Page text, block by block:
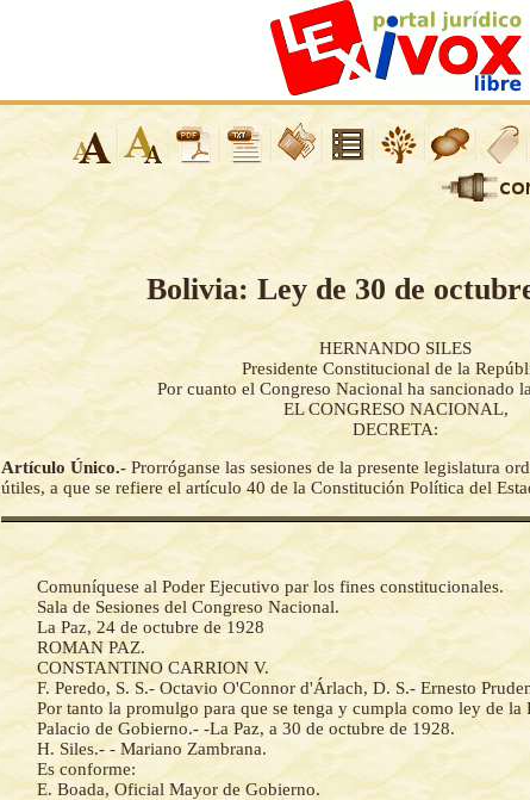
Bolivia: Ley de 30 de
HERNANDO SILES
Presidente Constitucional de la
Por cuanto el Congreso Nacional ha sancionado
EL CONGRESO NACIONAL,
DECRETA:
Artículo Único.- Prorróganse las sesiones de la presente legislatura
útiles, a que se refiere el artículo 40 de la Constitución Política del
Comuníquese al Poder Ejecutivo par los fines constitucionales.
Sala de Sesiones del Congreso Nacional.
La Paz, 24 de octubre de 1928
ROMAN PAZ.
CONSTANTINO CARRION V.
F. Peredo, S. S.- Octavio O'Connor d'Árlach, D. S.- Ernesto
Por tanto la promulgo para que se tenga y cumpla como ley de la
Palacio de Gobierno.- -La Paz, a 30 de octubre de 1928.
H. Siles.- - Mariano Zambrana.
Es conforme:
E. Boada, Oficial Mayor de Gobierno.